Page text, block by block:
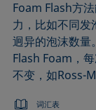
Foam Flash方
力，比如不同发
迥异的泡沫数量
Flash Foam，
不变，如Ross-
词汇表